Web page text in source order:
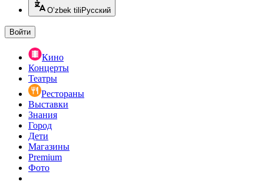
O’zbek tili Русский
Войти
Кино
Концерты
Театры
Рестораны
Выставки
Знания
Город
Дети
Магазины
Premium
Фото